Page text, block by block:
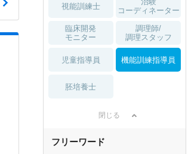
視能訓練士
コーディネーター
臨床開発
モニター
調理師/
調理スタッフ
児童指導員 機能訓練指導員
胚培養士
閉じる
フリーワード